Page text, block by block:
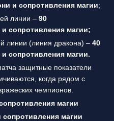
и сопротивления магии;
линии – 90
сопротивления магии;
линии (линия дракона) – 40
сопротивления магии.
защитные показатели
когда рядом с
чемпионов.
магии
сопротивления магии